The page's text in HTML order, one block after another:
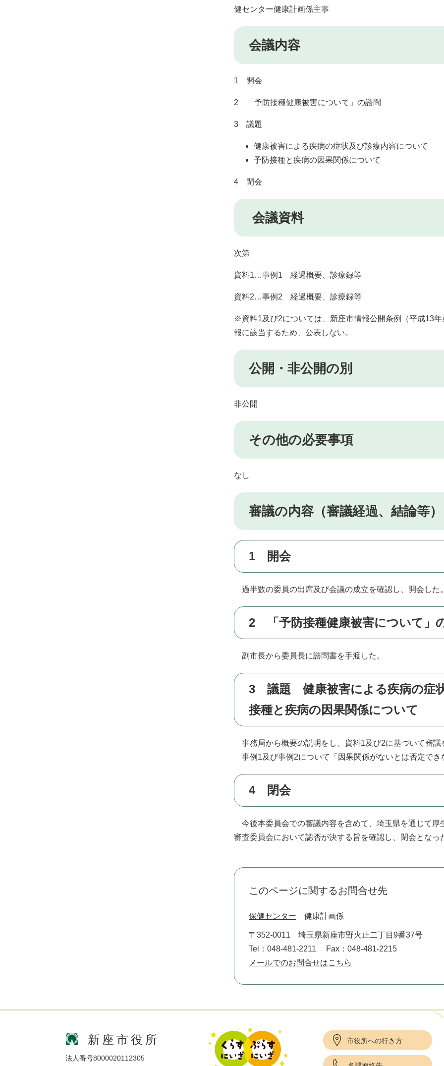
健センター健康計画係主事
会議内容
1 開会
2 「予防接種健康被害について」の諮問
3 議題
健康被害による疾病の症状及び診療内容について
予防接種と疾病の因果関係について
4 閉会
会議資料
次第
資料1…事例1 経過概要、診療録等
資料2…事例2 経過概要、診療録等
※資料1及び2については、新座市情報公開条例（平成13
報に該当するため、公表しない。
公開・非公開の別
非公開
その他の必要事項
なし
審議の内容（審議経過、結論等）
1 開会
過半数の委員の出席及び会議の成立を確認し、開会した
2 「予防接種健康被害について」
副市長から委員長に諮問書を手渡した。
3 議題 健康被害による疾病の症
接種と疾病の因果関係について
事務局から概要の説明をし、資料1及び2に基づいて審議
事例1及び事例2について「因果関係がないとは否定でき
4 閉会
今後本委員会での審議内容を含めて、埼玉県を通じて厚
審査委員会において認否が決する旨を確認し、閉会となっ
このページに関するお問合せ先
保健センター 健康計画係
〒352-0011
埼玉県新座市野火止二丁目9番37号
Tel：048-481-2211
Fax：048-481-2215
メールでのお問合せはこちら
新座市役所
法人番号8000020112305
市役所への行き方